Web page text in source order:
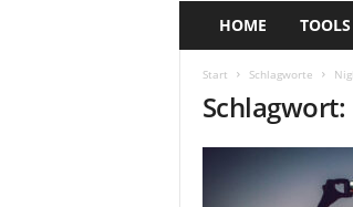
HOME TOOLS
Start Schlagworte